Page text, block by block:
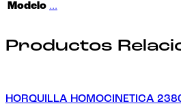
Modelo …
Productos
HORQUILLA HOMOCINETICA